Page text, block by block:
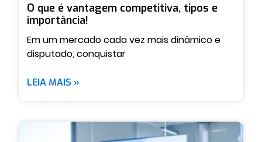
O que é vantagem competitiva, tipos e
importância!
Em um mercado cada vez mais dinâmico e
disputado, conquistar
LEIA MAIS »